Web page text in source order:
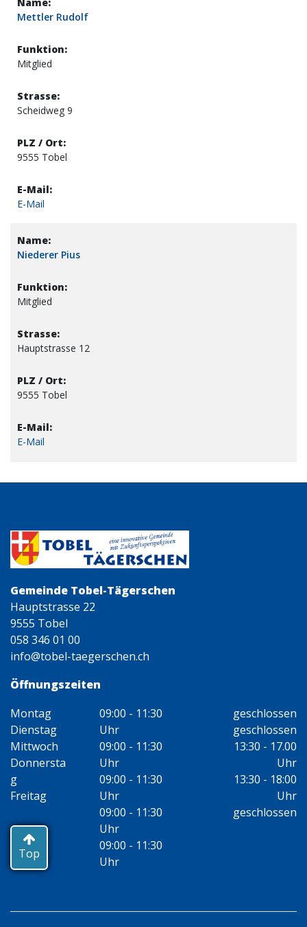
Mettler Rudolf
Mitglied
Scheidweg 9
9555 Tobel
E-Mail
Niederer Pius
Mitglied
Hauptstrasse 12
9555 Tobel
E-Mail
Öffnungszeiten
Gemeinde Tobel-Tägerschen
Hauptstrasse 22
9555 Tobel
058 346 01 00
info@tobel-taegerschen.ch
Montag
Dienstag
Mittwoch
Donnersta
g
Freitag
09:00 - 11:30
Uhr
09:00 - 11:30
Uhr
09:00 - 11:30
Uhr
09:00 - 11:30
Uhr
09:00 - 11:30
Uhr
geschlossen
geschlossen
13:30 - 17.00
Uhr
13:30 - 18:00
Uhr
geschlossen
Top